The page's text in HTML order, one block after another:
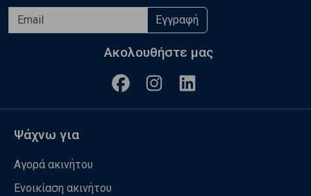
Εγγραφή
Ακολουθήστε μας
Ψάχνω για
Αγορά ακινήτου
Ενοικίαση ακινήτου